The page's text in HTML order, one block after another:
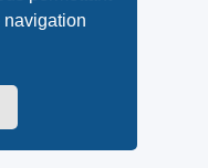
navigation